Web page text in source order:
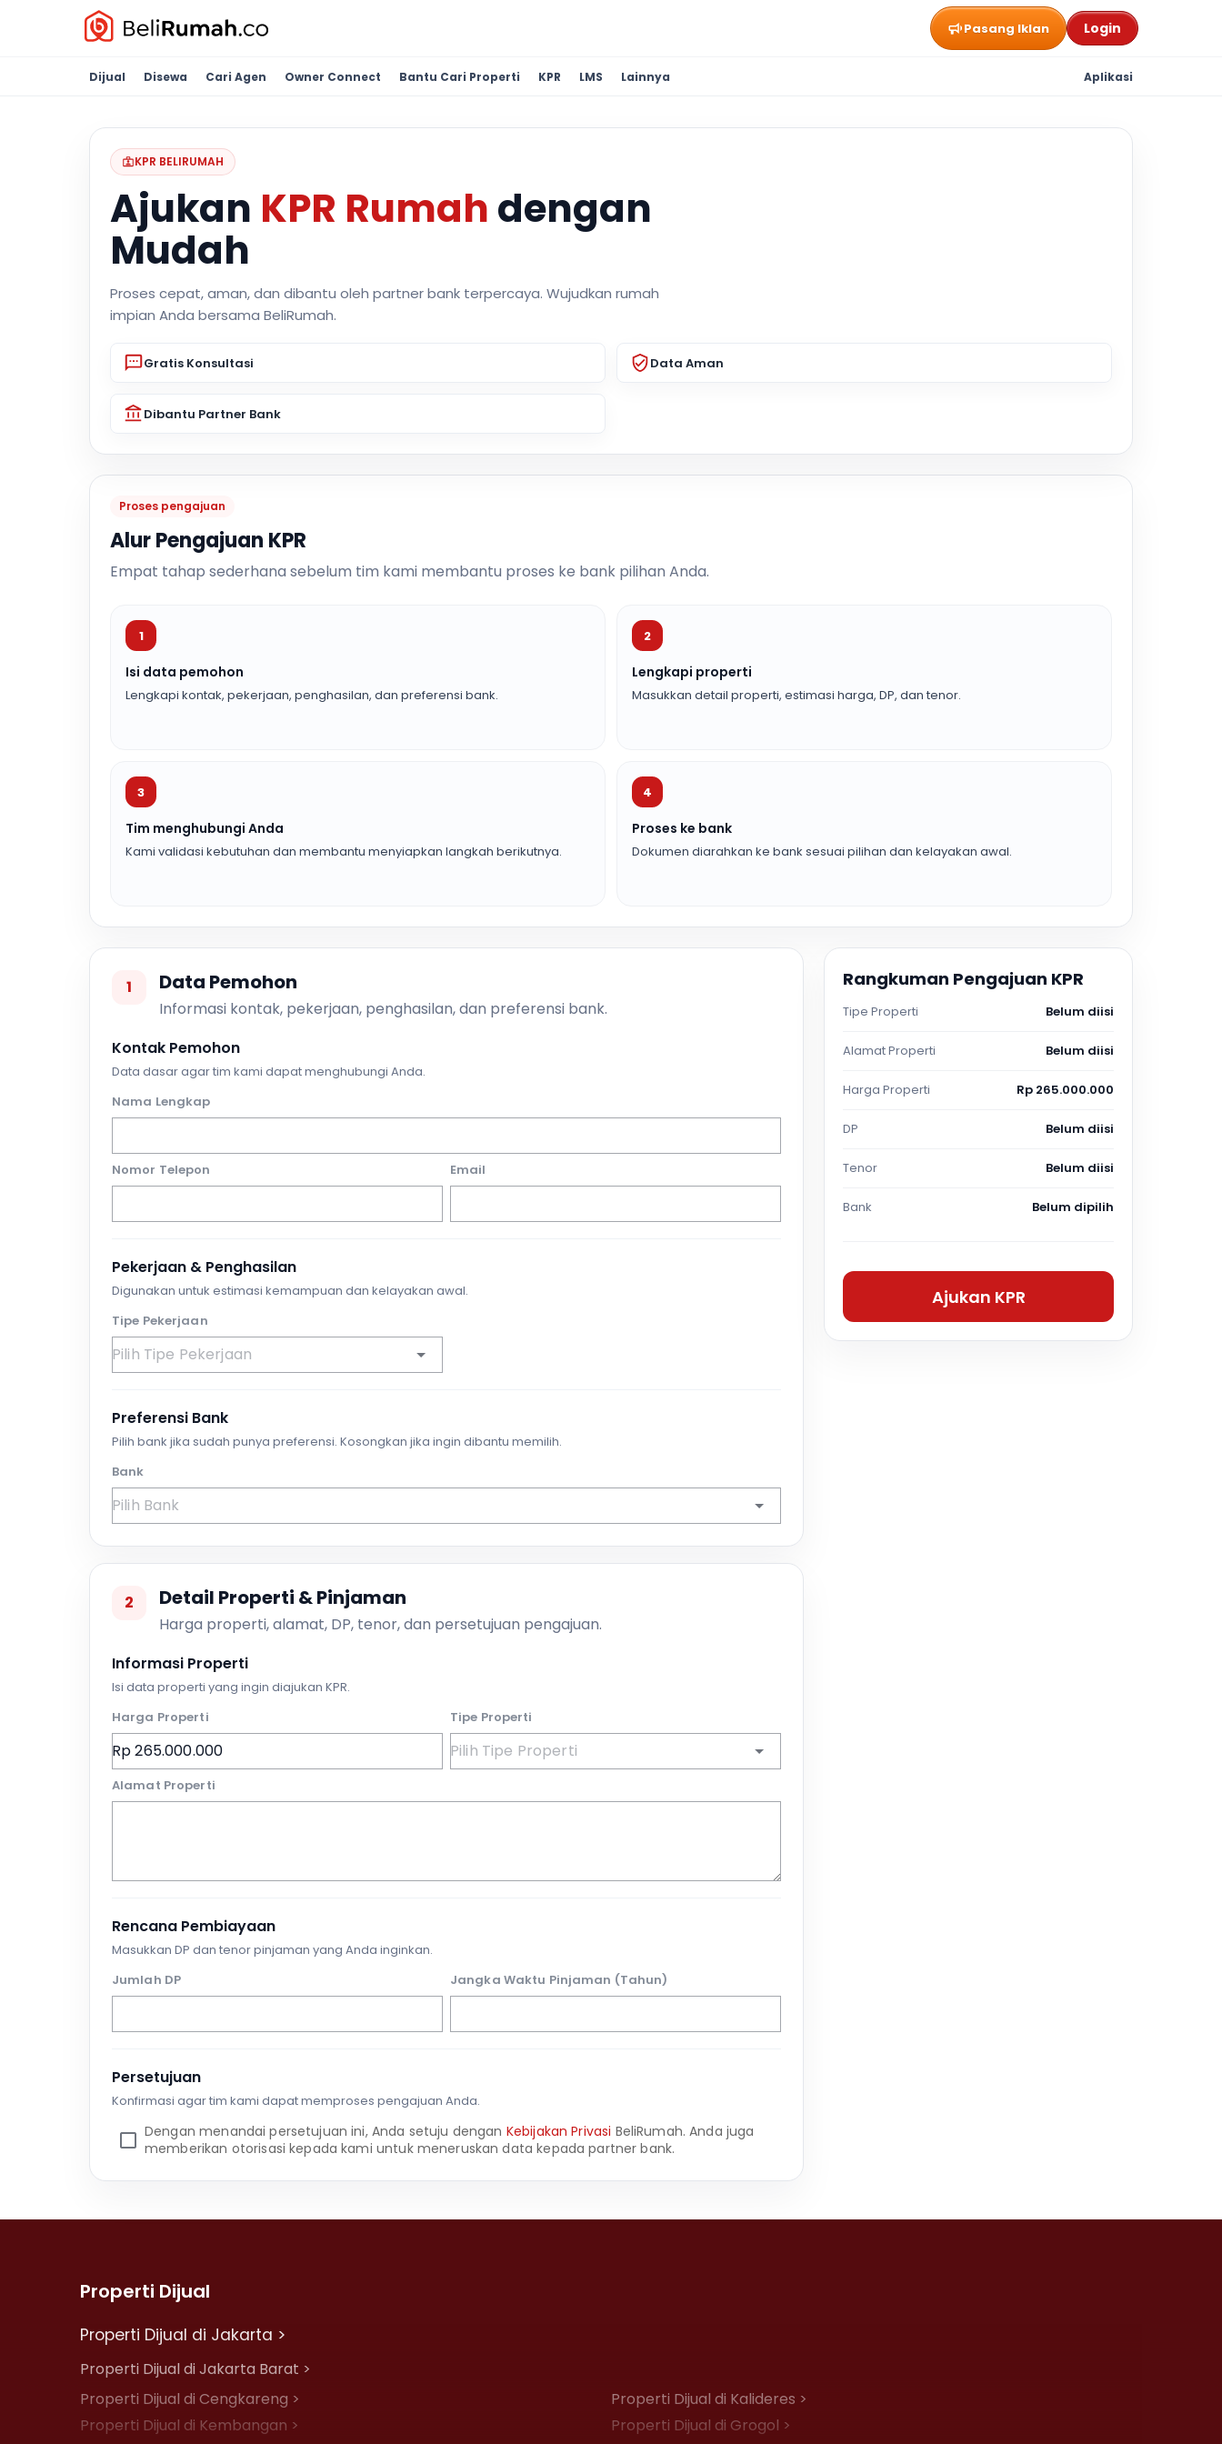
Pasang Iklan Login
Dijual Disewa Cari Agen Owner Connect Bantu Cari Properti KPR LMS Lainnya Aplikasi
KPR BELIRUMAH
Ajukan KPR Rumah dengan
Mudah
Proses cepat, aman, dan dibantu oleh partner bank terpercaya. Wujudkan rumah
impian Anda bersama BeliRumah.
Gratis Konsultasi Data Aman
Dibantu Partner Bank
Proses pengajuan
Alur Pengajuan KPR
Empat tahap sederhana sebelum tim kami membantu proses ke bank pilihan Anda.
1
Isi data pemohon
Lengkapi kontak, pekerjaan, penghasilan, dan preferensi bank.
2
Lengkapi properti
Masukkan detail properti, estimasi harga, DP, dan tenor.
3
Tim menghubungi Anda
Kami validasi kebutuhan dan membantu menyiapkan langkah berikutnya.
4
Proses ke bank
Dokumen diarahkan ke bank sesuai pilihan dan kelayakan awal.
1 Data Pemohon
Informasi kontak, pekerjaan, penghasilan, dan preferensi bank.
Kontak Pemohon
Data dasar agar tim kami dapat menghubungi Anda.
Nama Lengkap
Nomor Telepon Email
Pekerjaan & Penghasilan
Digunakan untuk estimasi kemampuan dan kelayakan awal.
Tipe Pekerjaan
Preferensi Bank
Pilih bank jika sudah punya preferensi. Kosongkan jika ingin dibantu memilih.
Bank
2 Detail Properti & Pinjaman
Harga properti, alamat, DP, tenor, dan persetujuan pengajuan.
Informasi Properti
Isi data properti yang ingin diajukan KPR.
Harga Properti
Tipe Properti
Alamat Properti
Rencana Pembiayaan
Masukkan DP dan tenor pinjaman yang Anda inginkan.
Jumlah DP
Jangka Waktu Pinjaman (Tahun)
Persetujuan
Konfirmasi agar tim kami dapat memproses pengajuan Anda.
Dengan menandai persetujuan ini, Anda setuju dengan Kebijakan Privasi BeliRumah. Anda juga
memberikan otorisasi kepada kami untuk meneruskan data kepada partner bank.
Rangkuman Pengajuan KPR
Tipe Properti Belum diisi
Alamat Properti Belum diisi
Harga Properti Rp 265.000.000
DP Belum diisi
Tenor Belum diisi
Bank Belum dipilih
Ajukan KPR
Properti Dijual
Properti Dijual di Jakarta >
Properti Dijual di Jakarta Barat >
Properti Dijual di Cengkareng >
Properti Dijual di Kalideres >
Properti Dijual di Kembangan >
Properti Dijual di Grogol >